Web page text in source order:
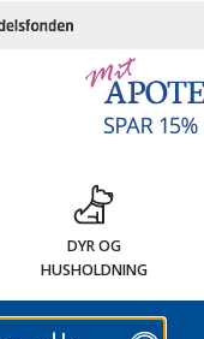
DYR OG
HUSHOLDNING